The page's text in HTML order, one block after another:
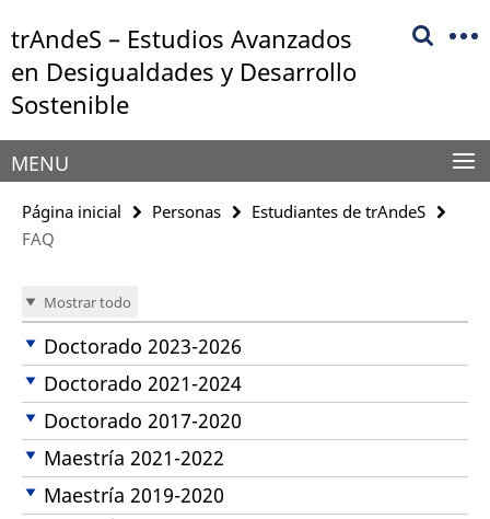
direkt
zu
Inhalt
trAndeS – Estudios Avanzados
en Desigualdades y Desarrollo
Sostenible
Herramientas
de
navegación
MENU
Página inicial Personas
Estudiantes de trAndeS
FAQ
Mostrar todo
Doctorado 2023-2026
Doctorado 2021-2024
Doctorado 2017-2020
Maestría 2021-2022
Maestría 2019-2020